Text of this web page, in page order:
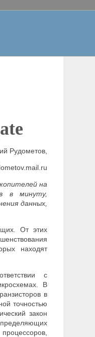
Рудометов,
. mail. ru
на
в минуту,
данных,
От этих
находят
с
В
в
точностью
закон